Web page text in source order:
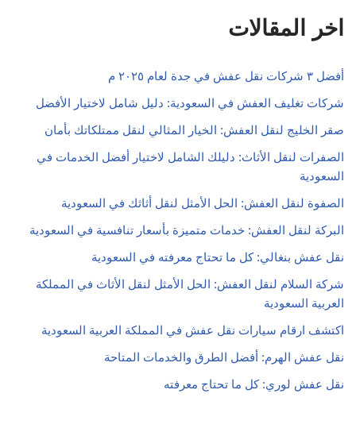
اخر المقالات
أفضل ٣ شركات نقل عفش في جدة لعام ٢٠٢٥ م
شركات تغليف العفش في السعودية: دليل شامل لاختيار الأفضل
صقر الخليج لنقل العفش: الخيار المثالي لنقل ممتلكاتك بأمان
الصفرات لنقل الأثاث: دليلك الشامل لاختيار أفضل الخدمات في
السعودية
الصفوة لنقل العفش: الحل الأمثل لنقل أثاثك في السعودية
البركة لنقل العفش: خدمات متميزة بأسعار تنافسية في السعودية
نقل عفش بنغالي: كل ما تحتاج معرفته في السعودية
شركة السلام لنقل العفش: الحل الأمثل لنقل الأثاث في المملكة
العربية السعودية
اكتشف ارقام سيارات نقل عفش في المملكة العربية السعودية
نقل عفش الهرم: أفضل الطرق والخدمات المتاحة
نقل عفش لوري: كل ما تحتاج معرفته